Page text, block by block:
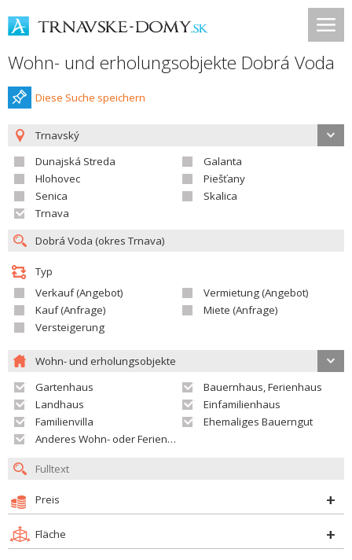
Wohn- und erholungsobjekte Dobrá Voda
Diese Suche speichern
Trnavský
Dunajská Streda
Galanta
Hlohovec
Piešťany
Senica
Skalica
Trnava
Typ
Verkauf (Angebot)
Vermietung (Angebot)
Kauf (Anfrage)
Miete (Anfrage)
Versteigerung
Wohn- und erholungsobjekte
Gartenhaus
Bauernhaus, Ferienhaus
Landhaus
Einfamilienhaus
Familienvilla
Ehemaliges Bauerngut
Anderes Wohn- oder Ferienobjekt
Preis
Fläche